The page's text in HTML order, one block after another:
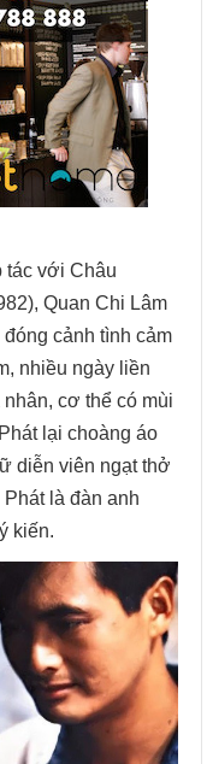
tác với Châu
Quan Chi Lâm
cảnh tình cảm
nhiều ngày liền
cơ thể có mùi
lại choàng áo
diễn viên ngạt thở
là đàn anh
kiến.